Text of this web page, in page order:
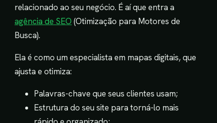
relacionado ao seu negócio. É aí que entra a
agência de SEO (Otimização para Motores de
Busca).
Ela é como um especialista em mapas digitais, que
ajusta e otimiza:
Palavras-chave que seus clientes usam;
Estrutura do seu site para torná-lo mais